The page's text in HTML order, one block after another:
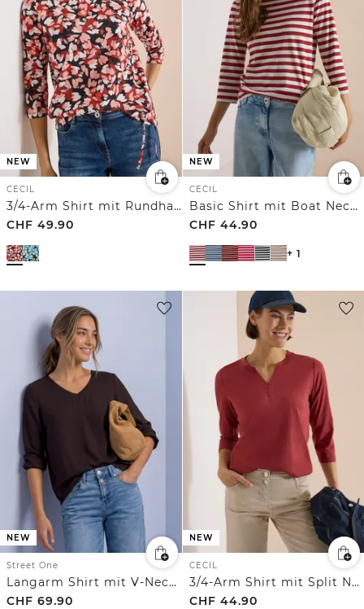
NEW
CECIL
3/4-Arm Shirt mit Rundhals und Print
CHF 49.90
NEW
CECIL
Basic Shirt mit Boat Neck und Streifen
CHF 44.90
+ 1
NEW
Street One
Langarm Shirt mit V-Neck und Strukturmix
CHF 69.90
NEW
CECIL
3/4-Arm Shirt mit Split Neck und Elastiksaum
CHF 44.90